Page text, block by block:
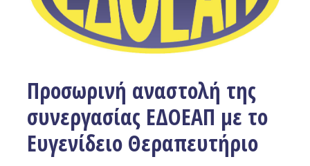
Προσωρινή αναστολή της
συνεργασίας ΕΔΟΕΑΠ με το
Ευγενίδειο Θεραπευτήριο